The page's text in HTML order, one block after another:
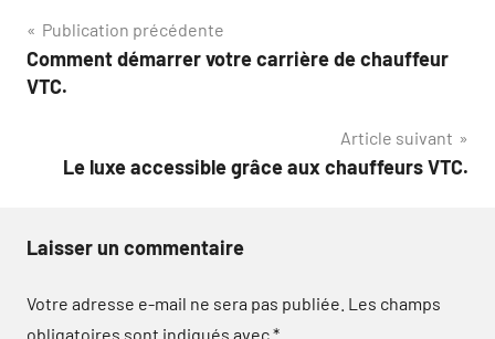
Navigation
de
Publication précédente
Comment démarrer votre carrière de chauffeur
VTC.
Article suivant
Le luxe accessible grâce aux chauffeurs VTC.
Laisser un commentaire
Votre adresse e-mail ne sera pas publiée. Les champs
obligatoires sont indiqués avec*